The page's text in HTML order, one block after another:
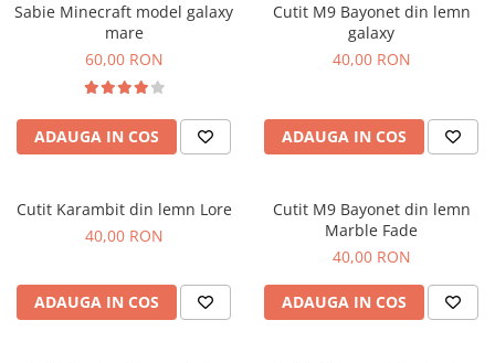
Tocatoare Personalizate
Suporturi de Pahare
Manusi Personalizate
Accesorii pentru Bauturi
Personalizate
Desfacatoare si Tirbusoane
Shaker, Plosca
Personalizate
Sabie Minecraft model galaxy
mare
60,00 RON
ADAUGA IN COS
Cutit M9 Bayonet din lemn
galaxy
40,00 RON
ADAUGA IN COS
Cutit Karambit din lemn Lore
40,00 RON
ADAUGA IN COS
Cutit M9 Bayonet din lemn
Marble Fade
40,00 RON
ADAUGA IN COS